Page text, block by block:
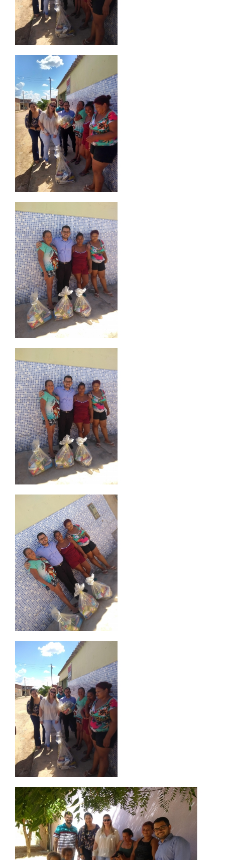
CPA
PDI
TCC
MANUAIS
REGIMENTOS
MONITORIA
EDITAIS
EAD
LOGIN
WEBMAIL
PORTAL DE ALUNOS
PORTAL DE PROFESSORES/ACADÊMICO
CONTATO
IMPRENSA
TRABALHE CONOSCO
OUVIDORIA